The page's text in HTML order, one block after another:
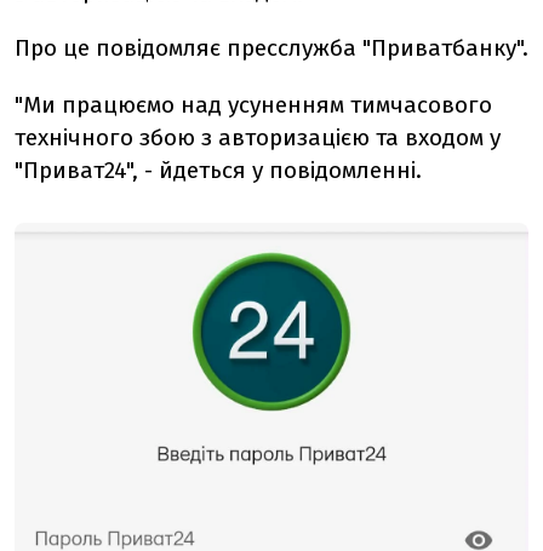
Про це повідомляє пресслужба "Приватбанку".
"Ми працюємо над усуненням тимчасового
технічного збою з авторизацією та входом у
"Приват24", - йдеться у повідомленні.